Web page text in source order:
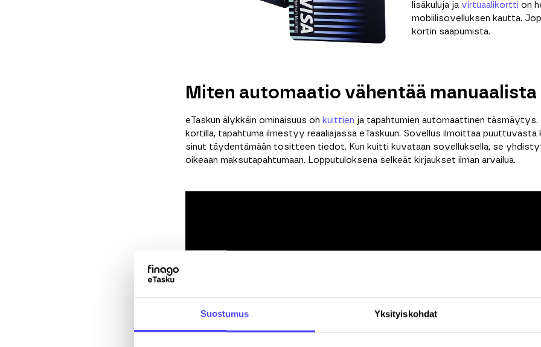
Suostumus Yksityiskohdat
lisäkuluja ja virtuaalikortti on
mobiilisovelluksen kautta.
kortin saapumista.
Miten automaatio vähentää
eTaskun älykkäin ominaisuus on kuittien ja tapahtumien automaattinen
kortilla, tapahtuma ilmestyy reaaliajassa eTaskuun. Sovellus ilmoittaa puuttuvasta
sinut täydentämään tositteen tiedot. Kun kuitti kuvataan sovelluksella, se
oikeaan maksutapahtumaan. Lopputuloksena selkeät kirjaukset ilman arvailua.
Tämä automaatio perustuu PSD2-pankkiyhteyteen, joka mahdollistaa
ilman lisäkustannuksia. Näin saat lähes reaaliaikaisen näkymän yrityksesi menoihin